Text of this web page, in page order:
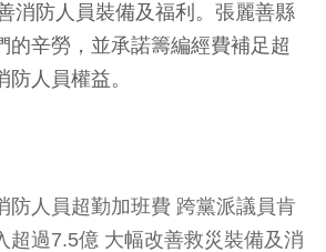
消防人員裝備及福利。張麗善縣
的辛勞，並承諾籌編經費補足超
人員權益。
防人員超勤加班費 跨黨派議員肯
超過7.5億 大幅改善救災裝備及消